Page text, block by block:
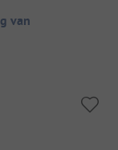
van